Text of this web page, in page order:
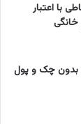
با اعتبار
خانگی
بدون چک و پول